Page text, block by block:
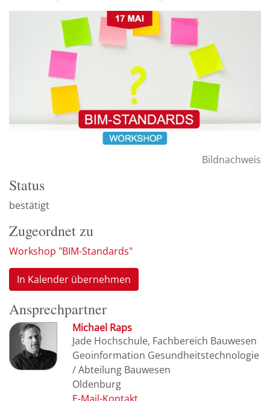
Bildnachweis
Status
bestätigt
Zugeordnet zu
Workshop "BIM-Standards"
In Kalender übernehmen
Ansprechpartner
Michael Raps
Jade Hochschule, Fachbereich Bauwesen
Geoinformation Gesundheitstechnologie
/ Abteilung Bauwesen
Oldenburg